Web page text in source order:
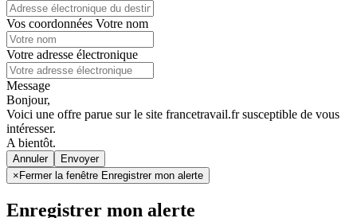
Vos coordonnées Votre nom
Votre adresse électronique
Message
Bonjour,
Voici une offre parue sur le site francetravail.fr susceptible de vous
intéresser.
A bientôt.
Annuler
× Fermer la fenêtre Enregistrer mon alerte
Enregistrer mon alerte